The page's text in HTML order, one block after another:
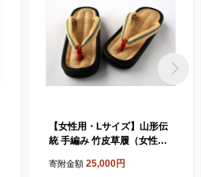
【女性用・Lサイズ】山形伝
統 手編み 竹皮草履（女性
SUI-真田」 025-H-KZ013-
寄附金額 25,000円